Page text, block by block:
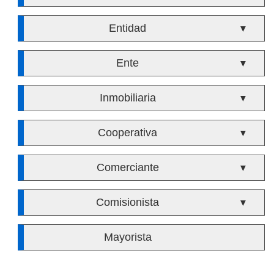
Entidad ▼
Ente ▼
Inmobiliaria ▼
Cooperativa ▼
Comerciante ▼
Comisionista ▼
Mayorista